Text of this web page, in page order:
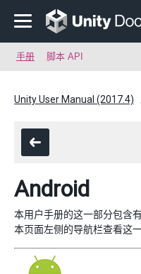
手册 脚本 API
Unity User Manual (2017.4)
Android
本用户手册的这一部分包含
本页面左侧的导航栏查看这